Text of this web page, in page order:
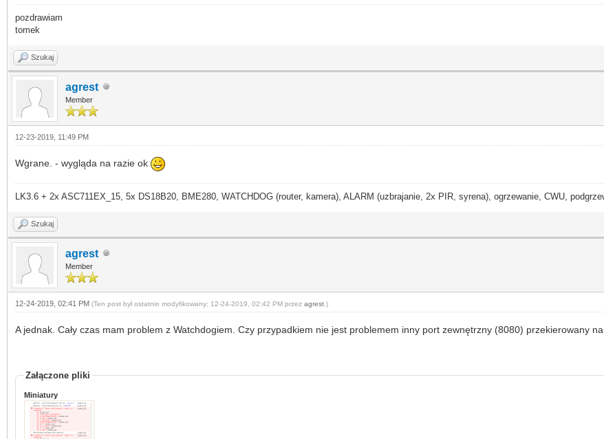
pozdrawiam
tomek
Szukaj
agrest
Member
12-23-2019, 11:49 PM
Wgrane. - wygląda na razie ok
LK3.6 + 2x ASC711EX_15, 5x DS18B20, BME280, WATCHDOG (router, kamera), ALARM (uzbrajanie, 2x PIR, syrena), ogrzewanie, CWU,
Szukaj
agrest
Member
12-24-2019, 02:41 PM (Ten post był ostatnio modyfikowany: 12-24-2019, 02:42 PM przez agrest .)
A jednak. Cały czas mam problem z Watchdogiem. Czy przypadkiem nie jest problemem inny port zewnętrzny (8080) przekierowany
Załączone pliki
Miniatury